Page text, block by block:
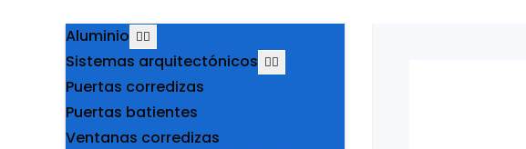
Aluminio
Sistemas arquitectónicos
Puertas corredizas
Puertas batientes
Ventanas corredizas